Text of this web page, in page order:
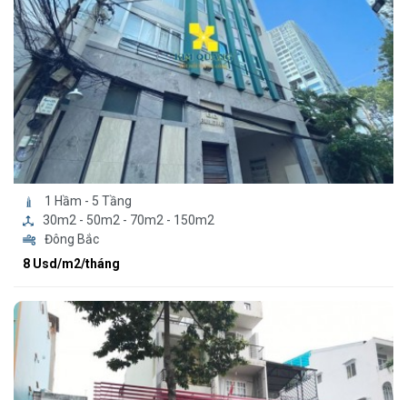
1 Hầm - 5 Tầng
30m2 - 50m2 - 70m2 - 150m2
Đông Bắc
8 Usd/m2/tháng